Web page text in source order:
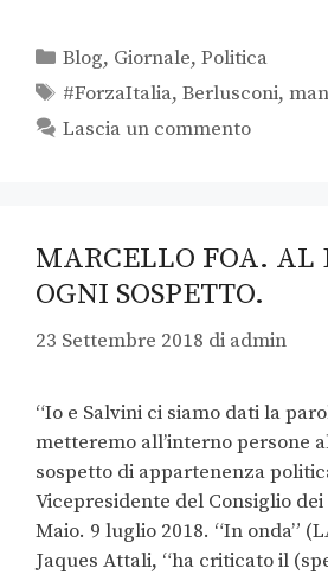
Blog, Giornale,Politica
#ForzaItalia,Berlusconi,
Lascia un commento
MARCELLO FOA. AL
OGNI SOSPETTO.
23 Settembre 2018 di admin
“Io e Salvini ci siamo dati la
metteremo all’interno persone
sospetto di appartenenza
Vicepresidente del Consiglio
Maio. 9 luglio 2018. “In onda”
Jaques Attali, “ha criticato il